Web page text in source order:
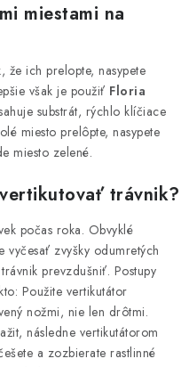
Blog
značky
Kontakt
miestami na
že ich prelopte, nasypete
však je použiť Floria
substrát, rýchlo klíčiace
miesto prelôpte, nasypete
miesto zelené.
trávnik?
počas roka. Obvyklé
zvyšky odumretých
prevzdušniť. Postupy
Použite vertikutátor
nožmi, nie len drôtmi.
následne vertikutátorom
a zozbierate rastlinné